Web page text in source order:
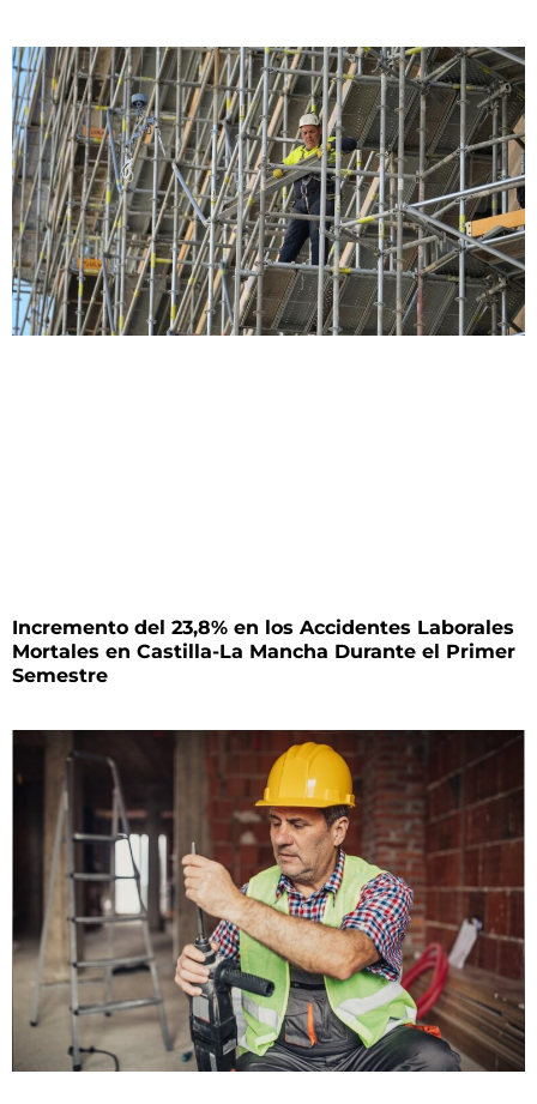
Incremento del 23,8% en los Accidentes Laborales
Mortales en Castilla-La Mancha Durante el Primer
Semestre